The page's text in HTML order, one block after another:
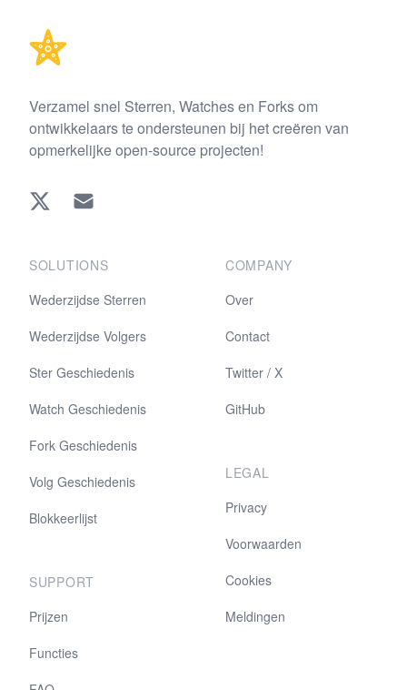
Verzamel snel Sterren, Watches en Forks om
ontwikkelaars te ondersteunen bij het creëren van
opmerkelijke open-source projecten!
Twitter EMAIL
SOLUTIONS
Wederzijdse Sterren
Wederzijdse Volgers
Ster Geschiedenis
Watch Geschiedenis
Fork Geschiedenis
Volg Geschiedenis
Blokkeerlijst
SUPPORT
Prijzen
Functies
COMPANY
Over
Contact
Twitter / X
GitHub
LEGAL
Privacy
Voorwaarden
Cookies
Meldingen